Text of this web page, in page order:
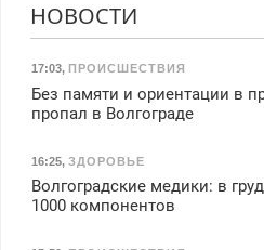
НОВОСТИ
17:03, ПРОИСШЕСТВИЯ
Без памяти и ориентации в
пропал в Волгограде
16:25, ЗДОРОВЬЕ
Волгоградские медики: в
1000 компонентов